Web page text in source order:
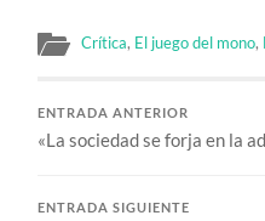
Crítica, El juego del mono,
ENTRADA ANTERIOR
«La sociedad se forja en la
ENTRADA SIGUIENTE